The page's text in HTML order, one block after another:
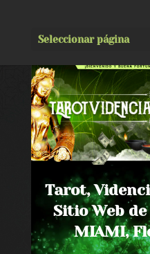
Seleccionar página
Tarot,
Sitio Web
MIAMI,